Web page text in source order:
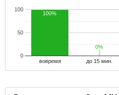
вовремя до 15 мин.
0
50
100
100%
0%
0%